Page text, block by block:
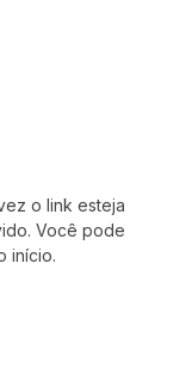
o link esteja
Você pode
início.